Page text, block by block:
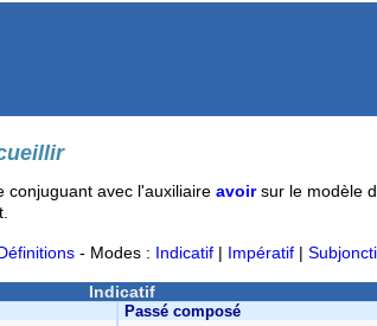
conjuguant avec l'auxiliaire avoirsur le modèle
- Modes : Indicatif | Impératif |
Indicatif
Passé composé